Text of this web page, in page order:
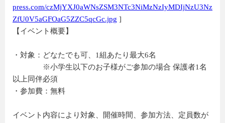
press.com/czMjYXJ0aWNsZSM3NTc3NiMzNzIyMDIjNzU3Nz
ZfU0V5aGFOaG5ZZC5qcGc.jpg ]
【イベント概要】
・対象：どなたでも可、1組あたり最大6名
※小学生以下のお子様がご参加の場合 保護者1名
以上同伴必須
・参加費：無料
イベント内容により対象、開催時間、参加方法、定員数が